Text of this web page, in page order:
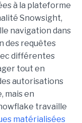
à la plateforme
Snowsight,
navigation dans
des requêtes
différentes
tout en
autorisations
mais en
travaille
matérialisées